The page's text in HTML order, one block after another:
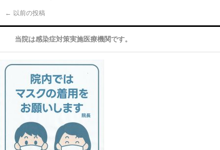
← 以前の投稿
当院は感染症対策実施医療機関です。